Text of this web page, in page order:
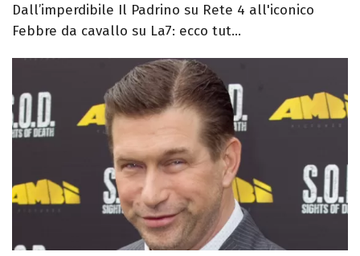
Dall’imperdibile Il Padrino su Rete 4 all'iconico
Febbre da cavallo su La7: ecco tut...